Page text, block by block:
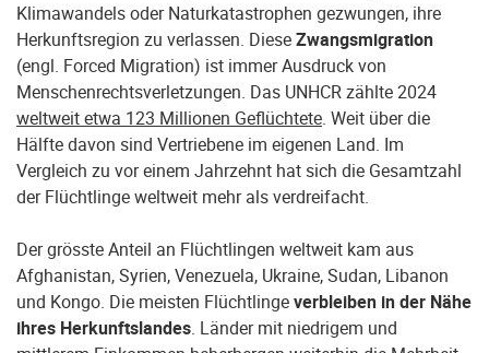
Klimawandels oder Naturkatastrophen gezwungen, ihre
Herkunftsregion zu verlassen. DieseZwangsmigration
(engl. Forced Migration) ist immer Ausdruck von
Menschenrechtsverletzungen. Das UNHCR zählte 2024
weltweit etwa 123 Millionen Geflüchtete. Weit über die
Hälfte davon sind Vertriebene im eigenen Land. Im
Vergleich zu vor einem Jahrzehnt hat sich die Gesamtzahl
der Flüchtlinge weltweit mehr als verdreifacht.
Der grösste Anteil an Flüchtlingen weltweit kam aus
Afghanistan, Syrien, Venezuela, Ukraine, Sudan, Libanon
und Kongo. Die meisten Flüchtlingeverbleiben in der Nähe
ihres Herkunftslandes. Länder mit niedrigem und